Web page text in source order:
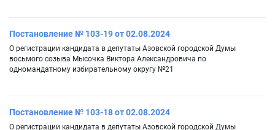
Постановление № 103-19 от 02.08.2024
О регистрации кандидата в депутаты Азовской городской Думы
восьмого созыва Мысочка Виктора Александровича по
одномандатному избирательному округу №21
Постановление № 103-18 от 02.08.2024
О регистрации кандидата в депутаты Азовской городской Думы